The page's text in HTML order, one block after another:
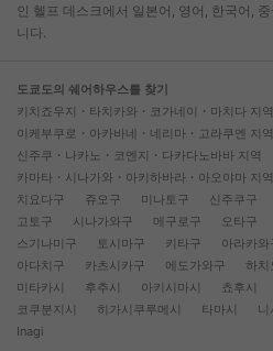
인 헬프 데스크에서 일본어, 영어, 한국어,
니다.
도쿄도의 쉐어하우스를 찾기
키치죠우지・타치카와・코가네이・마치다 지역
이케부쿠로・아카바네・네리마・고라쿠엔 지역
신주쿠・나카노・코엔지・다카다노바바 지역
카마타・시나가와・아키하바라・아오야마 지역
치요다구
쥬오구 미나토구 신주쿠구
고토구
시나가와구 메구로구 오타구
스기나미구
토시마구 키타구 아라카와
아다치구
카츠시카구 에도가와구 하치
미타카시
후추시 아키시마시 쵸후시
코쿠분지시
히가시쿠루메시 타마시 니
Inagi